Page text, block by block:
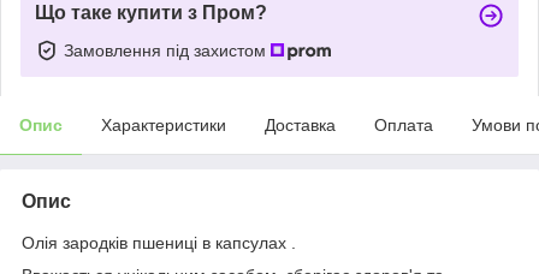
Що таке купити з Пром?
Замовлення під захистом
Опис Характеристики Доставка Оплата Умови
Опис
Олія зародків пшениці в капсулах .